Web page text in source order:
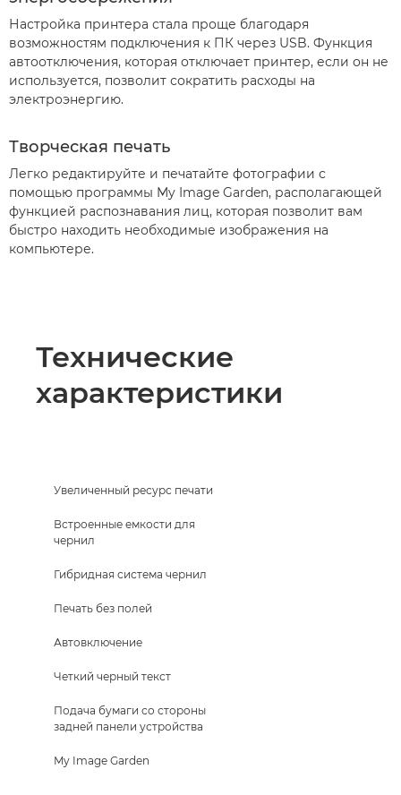
Настройка принтера стала проще благодаря
возможностям подключения к ПК через USB. Функция
автоотключения, которая отключает принтер, если он не
используется, позволит сократить расходы на
электроэнергию.
Творческая печать
Легко редактируйте и печатайте фотографии с
помощью программы My Image Garden, располагающей
функцией распознавания лиц, которая позволит вам
быстро находить необходимые изображения на
компьютере.
Технические
характеристики
Увеличенный ресурс печати
Встроенные емкости для
чернил
Гибридная система чернил
Печать без полей
Автовключение
Четкий черный текст
Подача бумаги со стороны
задней панели устройства
My Image Garden